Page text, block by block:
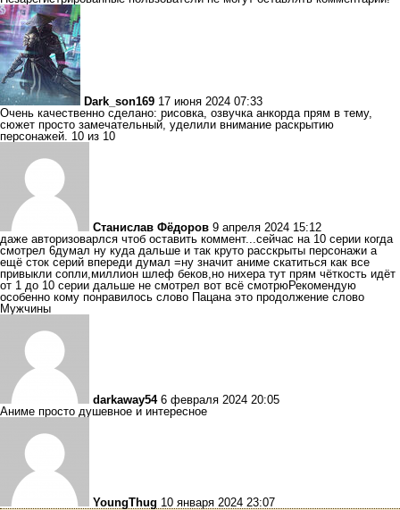
Dark_son169 17 июня 2024 07:33
Очень качественно сделано: рисовка, озвучка анкорда прям в тему,
сюжет просто замечательный, уделили внимание раскрытию
персонажей. 10 из 10
Станислав Фёдоров 9 апреля 2024 15:12
даже авторизоварлся чтоб оставить коммент...сейчас на 10 серии когда
смотрел 6думал ну куда дальше и так круто расскрыты персонажи а
ещё сток серий впереди думал =ну значит аниме скатиться как все
привыкли сопли,миллион шлеф беков,но нихера тут прям чёткость идёт
от 1 до 10 серии дальше не смотрел вот всё смотрюРекомендую
особенно кому понравилось слово Пацана это продолжение слово
Мужчины
darkaway54 6 февраля 2024 20:05
Аниме просто душевное и интересное
YoungThug 10 января 2024 23:07